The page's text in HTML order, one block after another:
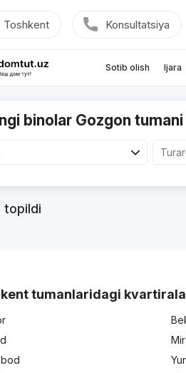
Toshkent Konsultatsiya
Sotib olish Ijara
binolar Gozgon tumani
topildi
tumanlaridagi